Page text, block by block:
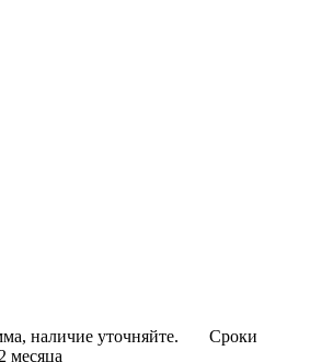
наличие уточняйте.
Сроки
месяца